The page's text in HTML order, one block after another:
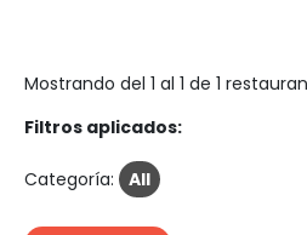
Mostrando del 1 al 1 de 1
Filtros aplicados:
Categoría: All